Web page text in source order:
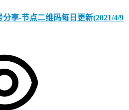
享-节点二维码每日更新(2021/4/9